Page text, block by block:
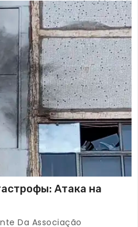
Атака на
Da Associação